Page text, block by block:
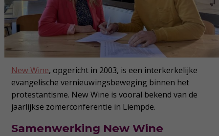
New Wine, opgericht in 2003, is een interkerkelijke
evangelische vernieuwingsbeweging binnen het
protestantisme. New Wine is vooral bekend van de
jaarlijkse zomerconferentie in Liempde.
Samenwerking New Wine